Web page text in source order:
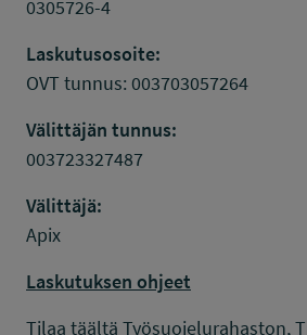
0305726-4
Laskutusosoite:
OVT tunnus: 003703057264
Välittäjän tunnus:
003723327487
Välittäjä:
Apix
Laskutuksen ohjeet
Tilaa täältä Työsuojelurahaston,